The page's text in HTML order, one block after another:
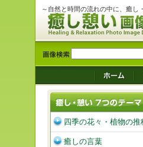
～自然と時間の流れの中に、癒し
四季の花々・植物の推
癒しの言葉